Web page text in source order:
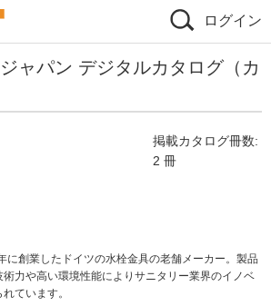
ログイン
ャパン デジタルカタログ（カ
掲載カタログ冊数:
2 冊
に創業したドイツの水栓金具の老舗メーカー。製品
力や高い環境性能によりサニタリー業界のイノベ
ています。